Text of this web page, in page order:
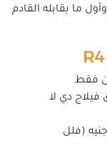
ما يقابله القادم
(شقق فيلاج دي لا
يتجاوز 73,000,000 جنيه (فلل